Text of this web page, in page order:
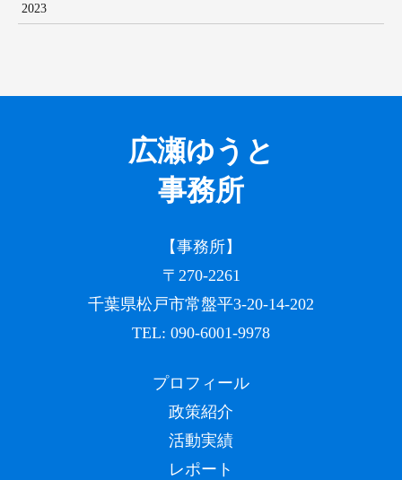
2023
広瀬ゆうと
事務所
【事務所】
〒270-2261
千葉県松戸市常盤平3-20-14-202
TEL: 090-6001-9978
プロフィール
政策紹介
活動実績
レポート